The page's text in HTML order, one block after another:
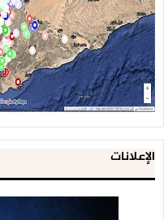
الإعلانات